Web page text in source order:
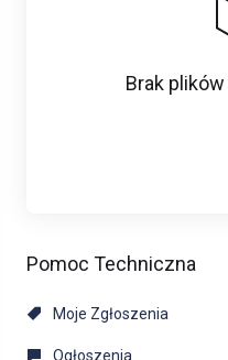
Pomoc Techniczna
Moje Zgłoszenia
Ogłoszenia
Brak